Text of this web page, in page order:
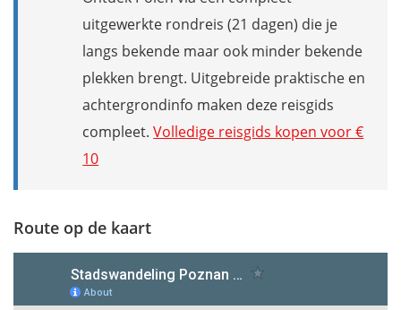
uitgewerkte rondreis (21 dagen) die je
langs bekende maar ook minder bekende
plekken brengt. Uitgebreide praktische en
achtergrondinfo maken deze reisgids
compleet.Volledige reisgids kopen voor €
10
Route op de kaart